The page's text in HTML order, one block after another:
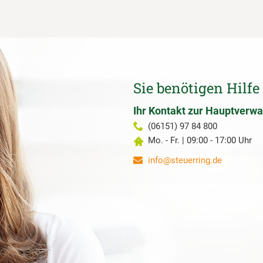
Sie benötigen Hilfe
Ihr Kontakt zur
(06151) 97 84 800
Mo. - Fr. | 09:00 - 17:00 Uhr
info@steuerring.de